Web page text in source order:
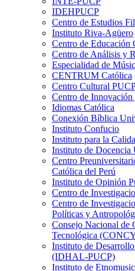
IDEHPUCP
Centro de Estudios
Instituto Riva-Agüero
Centro de Educación
Centro de Análisis y
Especialidad de
CENTRUM Católica
Centro Cultural
Centro de
Idiomas Católica
Conexión Bíblica
Instituto Confucio
Instituto para la
Instituto de Docencia
Centro
Católica del Perú
Instituto de Opinión
Centro de
Centro de
Políticas y
Consejo Nacional de
Tecnológica
Instituto de
(IDHAL-PUCP)
Instituto de